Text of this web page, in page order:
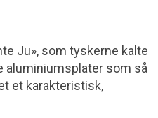
Ju», som tyskerne kalte
aluminiumsplater som så
et karakteristisk,